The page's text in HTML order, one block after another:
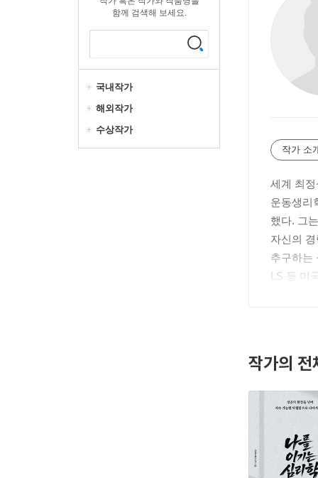
함께 검색해 보세요.
국내작가
해외작가
수상작가
작가 소
세계 최
운동생리
했다. 그
자신의
추구하는
LS 등 미
실질적
작가의 전